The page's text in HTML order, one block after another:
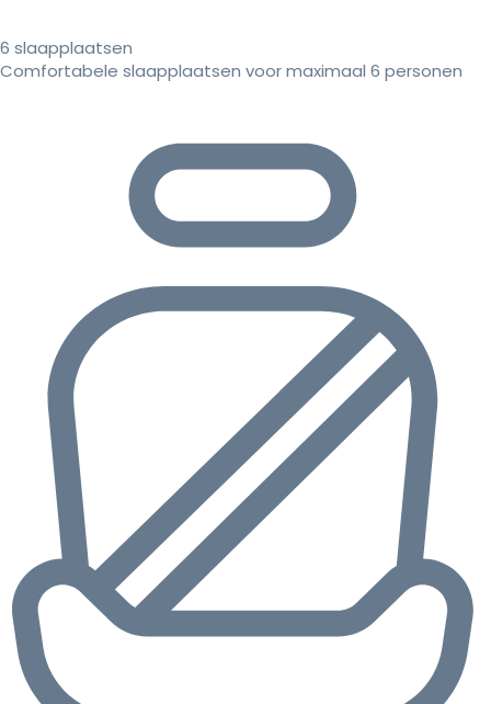
6 slaapplaatsen
Comfortabele slaapplaatsen voor maximaal 6 personen